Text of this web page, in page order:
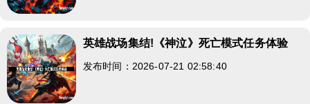
英雄战场集结!《神泣》死亡模式任务体验
发布时间：2026-07-21 02:58:40